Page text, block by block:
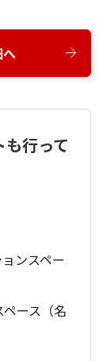
行って
ンスペー
ース（名